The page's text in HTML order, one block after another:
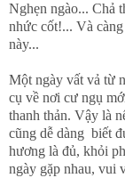
Nghẹn ngào... Chả
nhức cốt!... Và
này...
Một ngày vất vả từ
cụ về nơi cư ngụ
thanh thản. Vậy là
cũng dễ dàng biết
hương là đủ, khỏi
ngày gặp nhau, vui